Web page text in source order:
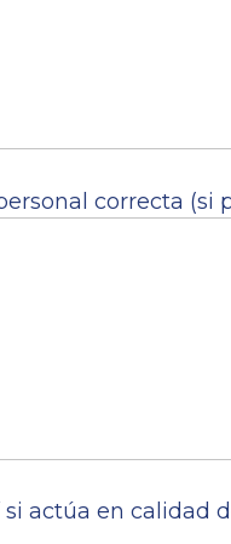
correcta (si
actúa en calidad